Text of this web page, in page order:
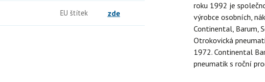
EU štítek zde
roku 1992 je
výrobce osobních,
Continental, Barum,
Otrokovická
1972. Continental
pneumatik s roční